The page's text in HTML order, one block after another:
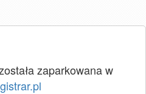
zaparkowana w